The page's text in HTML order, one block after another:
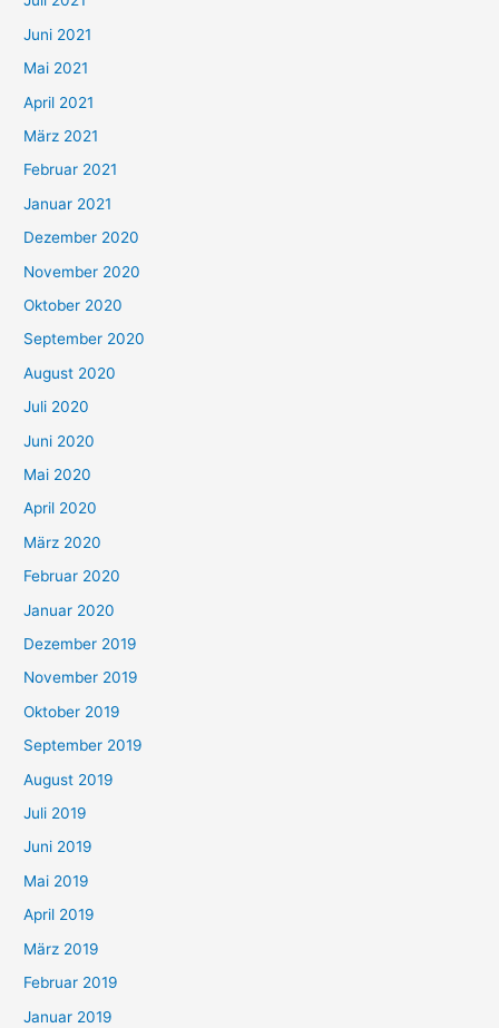
c
h
:
Juni 2021
Mai 2021
April 2021
März 2021
Februar 2021
Januar 2021
Dezember 2020
November 2020
Oktober 2020
September 2020
August 2020
Juli 2020
Juni 2020
Mai 2020
April 2020
März 2020
Februar 2020
Januar 2020
Dezember 2019
November 2019
Oktober 2019
September 2019
August 2019
Juli 2019
Juni 2019
Mai 2019
April 2019
März 2019
Februar 2019
Januar 2019